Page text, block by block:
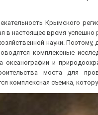
Крымского
настоящее время успешно
науки. Поэтому,
комплексные
океанографии и
моста для
комплексная съемка,